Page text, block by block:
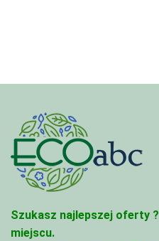
Szukasz najlepszej oferty ?
miejscu.